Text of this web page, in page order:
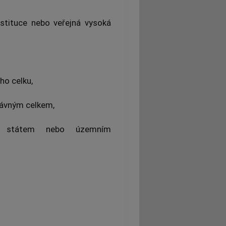
nebo veřejná vysoká
celku,
celkem,
státem nebo územním